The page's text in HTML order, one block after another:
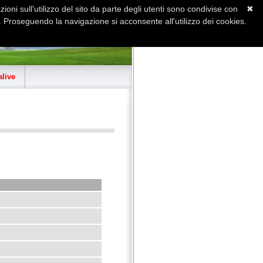
✖
sull'utilizzo del sito da parte degli utenti sono condivise con
la navigazione si acconsente all'utilizzo dei cookies.